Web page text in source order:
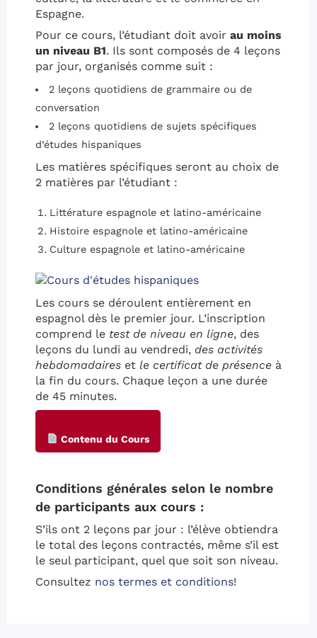
Espagne.
Pour ce cours, l’étudiant doit avoir au moins
un niveau B1. Ils sont composés de 4 leçons
par jour, organisés comme suit :
2 leçons quotidiens de grammaire ou de
conversation
2 leçons quotidiens de sujets spécifiques
d’études hispaniques
Les matières spécifiques seront au choix de
2 matières par l’étudiant :
Littérature espagnole et latino-américaine
Histoire espagnole et latino-américaine
Culture espagnole et latino-américaine
Les cours se déroulent entièrement en
espagnol dès le premier jour. L’inscription
comprend le test de niveau en ligne, des
leçons du lundi au vendredi, des activités
hebdomadaires et le certificat de présence à
la fin du cours. Chaque leçon a une durée
de 45 minutes.
Contenu du Cours
Conditions générales selon le nombre
de participants aux cours :
S’ils ont 2 leçons par jour : l’élève obtiendra
le total des leçons contractés, même s’il est
le seul participant, quel que soit son niveau.
Consultez nos termes et conditions!